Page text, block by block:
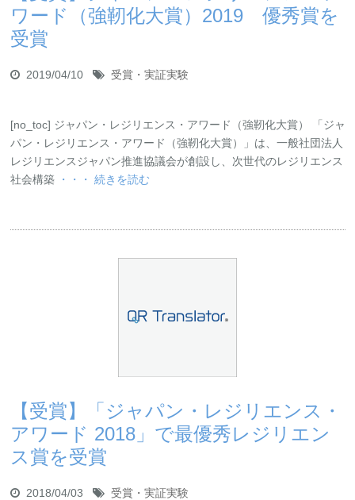
ワード（強靭化大賞）2019 優秀賞を
受賞
2019/04/10 受賞・実証実験
[no_toc] ジャパン・レジリエンス・アワード（強靭化大賞） 「ジャ
パン・レジリエンス・アワード（強靭化大賞）」は、一般社団法人
レジリエンスジャパン推進協議会が創設し、次世代のレジリエンス
社会構築
・・・ 続きを読む
【受賞】「ジャパン・レジリエンス・
アワード 2018」で最優秀レジリエン
ス賞を受賞
2018/04/03 受賞・実証実験